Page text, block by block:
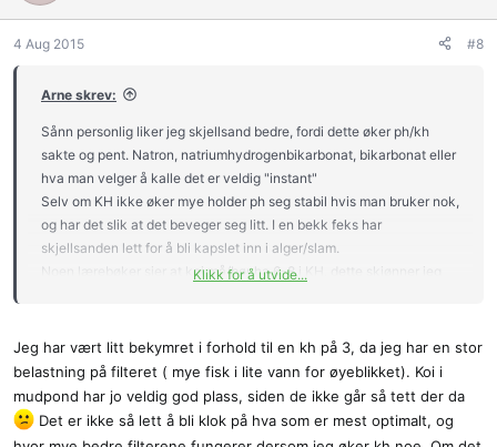
4 Aug 2015 #8
Arne skrev:
Sånn personlig liker jeg skjellsand bedre, fordi dette øker ph/kh
sakte og pent. Natron, natriumhydrogenbikarbonat, bikarbonat eller
hva man velger å kalle det er veldig "instant"
Selv om KH ikke øker mye holder ph seg stabil hvis man bruker nok,
og har det slik at det beveger seg litt. I en bekk feks har
skjellsanden lett for å bli kapslet inn i alger/slam.
Noen lærebøker sier at koi må/bør ha 6-8 i KH, dette skjønner jeg
Filtrene våre trenger karbonhardheten, men hvis ph holder seg
stabil på 7 til 8 er min erfaring at filtret fungerer flott.
Klikk for å utvide...
Jeg har vært litt bekymret i forhold til en kh på 3, da jeg har en stor
belastning på filteret ( mye fisk i lite vann for øyeblikket). Koi i
mudpond har jo veldig god plass, siden de ikke går så tett der da
Det er ikke så lett å bli klok på hva som er mest optimalt, og